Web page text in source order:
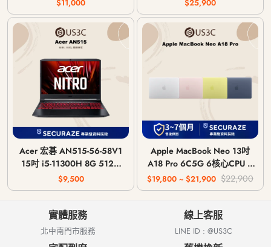
$11,000
100 16G 1T
$25,900
Acer 宏碁 AN515-56-58V1
15吋 i5-11300H 8G 512G
GTX 1650 4G
$9,500
Apple MacBook Neo 13吋
A18 Pro 6C5G 6核心CPU 5
核心GPU 8G 記憶體 2026年
$19,800 ~ $21,900 $22,900
實體服務
北中南門市服務
線上客服
LINE ID : @US3C